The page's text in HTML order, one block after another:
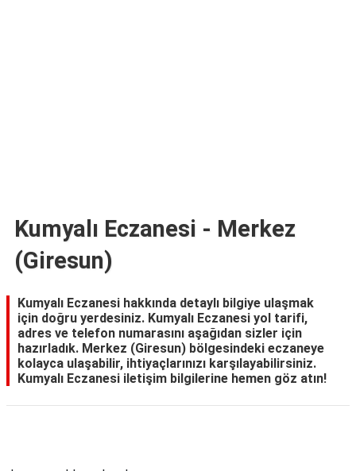
Kumyalı Eczanesi - Merkez
(Giresun)
Kumyalı Eczanesi hakkında detaylı bilgiye ulaşmak
için doğru yerdesiniz. Kumyalı Eczanesi yol tarifi,
adres ve telefon numarasını aşağıdan sizler için
hazırladık. Merkez (Giresun) bölgesindeki eczaneye
kolayca ulaşabilir, ihtiyaçlarınızı karşılayabilirsiniz.
Kumyalı Eczanesi iletişim bilgilerine hemen göz atın!